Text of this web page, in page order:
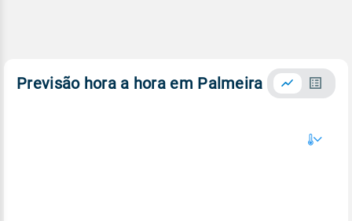
Previsão hora a hora em Palmeira